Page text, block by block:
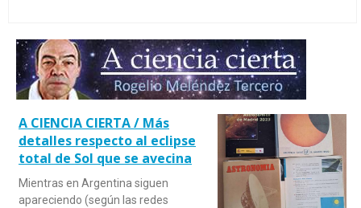
A CIENCIA CIERTA / Más
detalles respecto al eclipse
total de Sol que se avecina
Mientras en Argentina siguen
apareciendo (según las redes